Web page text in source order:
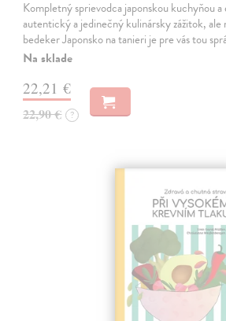
Kompletný sprievodca japonskou kuchyňou
autentický a jedinečný kulinársky zážitok, ale
bedeker Japonsko na tanieri je pre vás tou
Na sklade
22,21 €
22,90 € ?